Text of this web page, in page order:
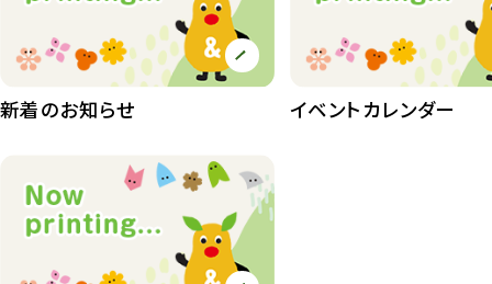
植物園 その他 423
83
イベント
園内の様子
新着のお知らせ イベントカレンダー